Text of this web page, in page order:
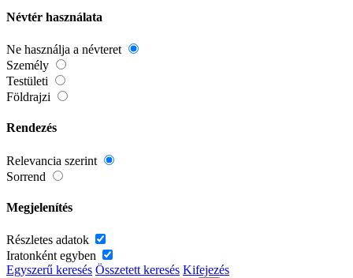
Névtér használata
Ne használja a névteret
Személy
Testületi
Földrajzi
Rendezés
Relevancia szerint
Sorrend
Megjelenítés
Részletes adatok
Iratonként egyben
Egyszerű keresés Összetett keresés Kifejezés